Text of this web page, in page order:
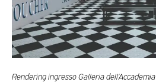
Rendering ingresso Galleria dell’Accademia